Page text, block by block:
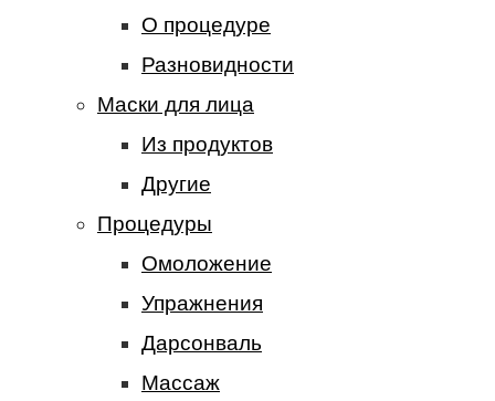
О процедуре
Разновидности
Маски для лица
Из продуктов
Другие
Процедуры
Омоложение
Упражнения
Дарсонваль
Массаж